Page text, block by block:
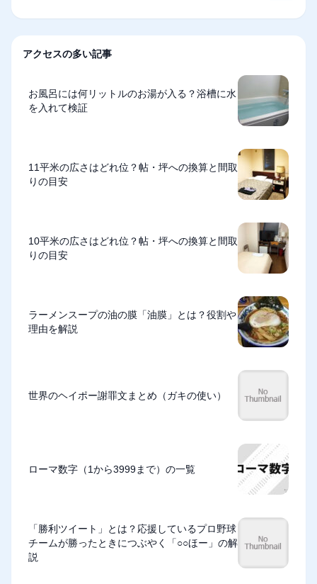
アクセスの多い記事
お風呂には何リットルのお湯が入る？浴槽に水
を入れて検証
11平米の広さはどれ位？帖・坪への換算と間取
りの目安
10平米の広さはどれ位？帖・坪への換算と間取
りの目安
ラーメンスープの油の膜「油膜」とは？役割や
理由を解説
世界のヘイポー謝罪文まとめ（ガキの使い）
ローマ数字（1から3999まで）の一覧
「勝利ツイート」とは？応援しているプロ野球
チームが勝ったときにつぶやく「○○ほー」の解
説